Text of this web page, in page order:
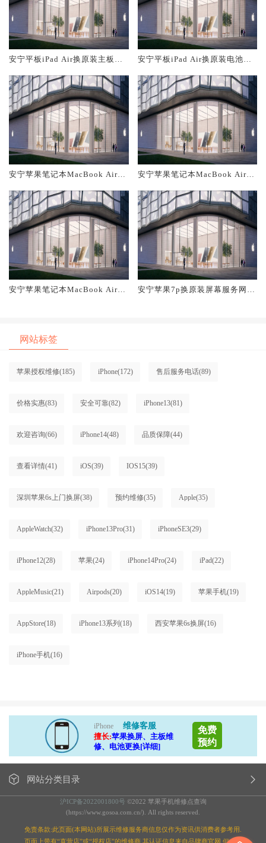
安宁平板iPad Air换原装主板维
安宁平板iPad Air换原装电池维
安宁苹果笔记本MacBook Air换
安宁苹果笔记本MacBook Air换
安宁苹果笔记本MacBook Air换
安宁苹果7p换原装屏幕服务网点
网站标签
苹果授权维修(185) iPhone(172) 售后服务电话(89)
价格实惠(83) 安全可靠(82) iPhone13(81)
欢迎咨询(66) iPhone14(48) 品质保障(44)
查看详情(41) iOS(39) IOS15(39)
深圳苹果6s上门换屏(38) 预约维修(35) Apple(35)
AppleWatch(32) iPhone13Pro(31) iPhoneSE3(29)
iPhone12(28) 苹果(24) iPhone14Pro(24) iPad(22)
AppleMusic(21) Airpods(20) iOS14(19) 苹果手机(19)
AppStore(18) iPhone13系列(18) 西安苹果6s换屏(16)
iPhone手机(16)
iPhone
维修客服
擅长:苹果换屏、主板维
修、电池更换[详细]
免费
预约
网站分类目录
沪ICP备2022001800号 ©2022 苹果手机维修点查询
(https://www.gosoa.com.cn/). All rights reserved.
免责条款:此页面(本网站)所展示维修服务商信息仅作为资讯供消费者参考用.
页面上带有“直营店”或“授权店”的维修商,其认证信息来自品牌商官网,但本站